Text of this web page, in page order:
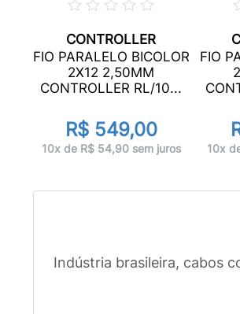
CONTROLLER
FIO PARALELO BICOLOR
2X12 2,50MM
CONTROLLER RL/10...
R$ 549,00
10x de R$ 54,90 sem juros
FIO
10x
Indústria brasileira, cabos